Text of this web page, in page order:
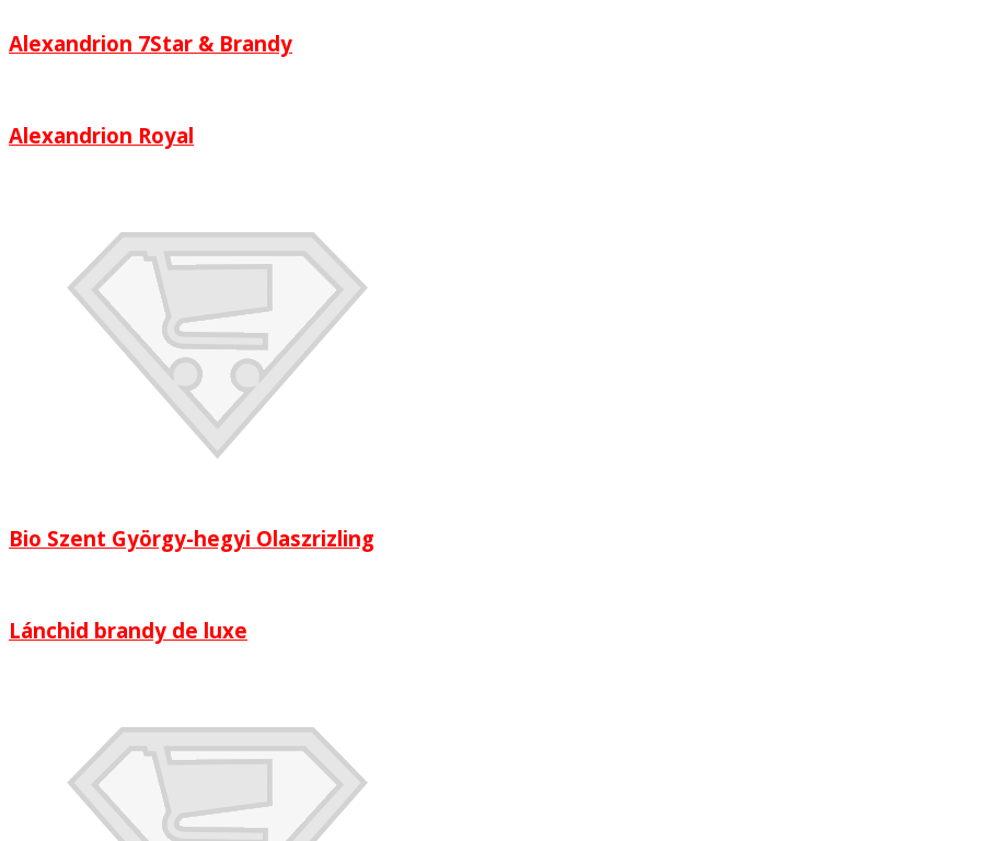
Alexandrion 7Star & Brandy
Alexandrion Royal
Bio Szent György-hegyi Olaszrizling
Lánchid brandy de luxe